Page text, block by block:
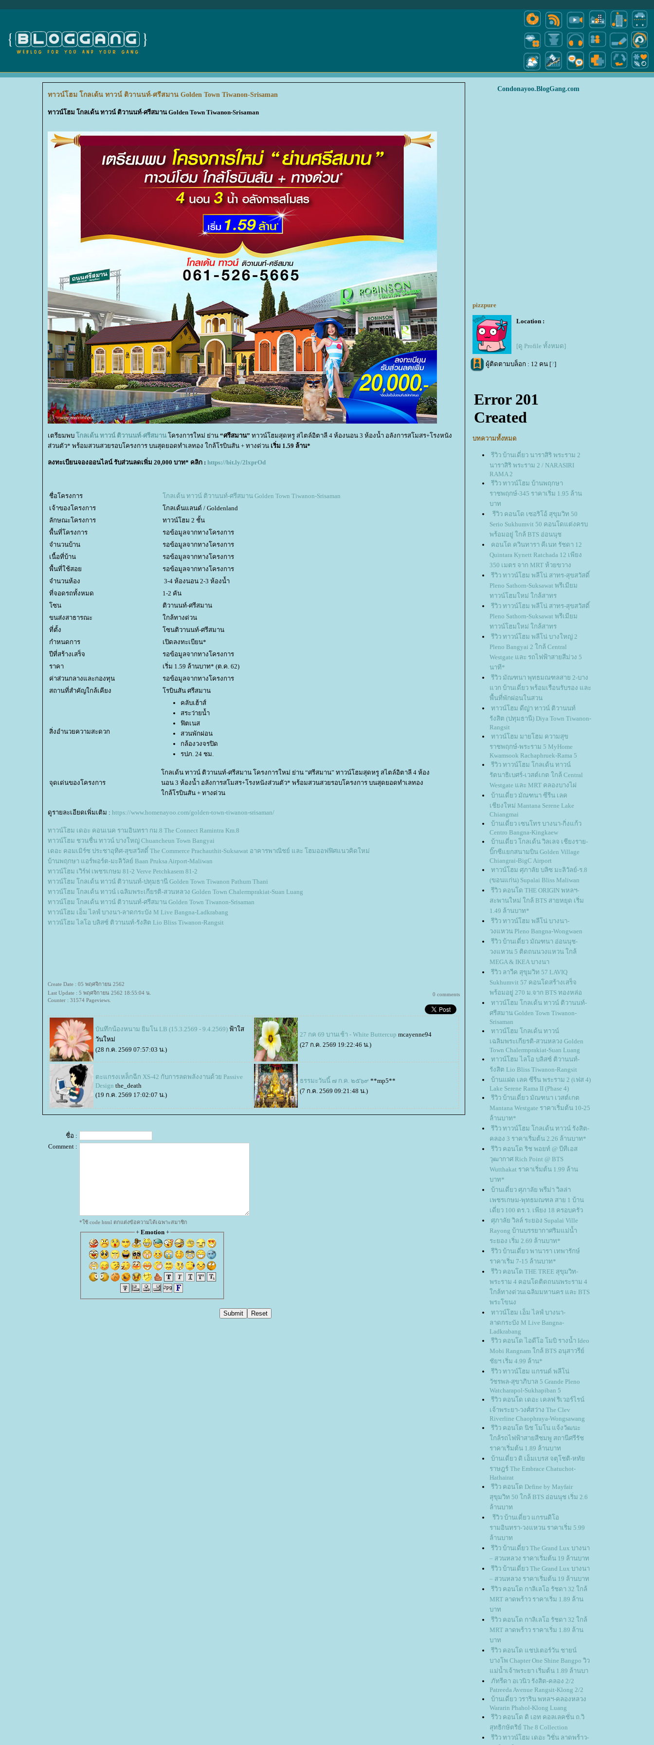
ทาวน์โฮม โกลเด้น ทาวน์ ติวานนท์-ศรีสมาน Golden Town Tiwanon-Srisaman
ทาวน์โฮม โกลเด้น ทาวน์ ติวานนท์-ศรีสมาน Golden Town Tiwanon-Srisaman
เตรียมพบ กลเด้น ทาวน์ ติวานนท์-ศรีสมาน ครงการใหม่ ย่าน “ศรีสมาน” ทาวน์โฮมสุดหรู สไตล์อิตาลี 4 ห้องนอน 3 ห้องน้ำ อลังการสโมสร+โรงหนัง
ส่วนตัว* พร้อมสวนสวยรอบโครงการ บนสุดยอดทำเลทอง ใกล้โรบินสัน + ทางด่วน เริ่ม 1.59 ล้าน*
ลงทะเบียนจองออนไลน์ รับส่วนลดเพิ่ม 20,000 บาท* คลิก : https://bit.ly/2lxprOd
ชื่อโครงการ
กลเด้น ทาวน์ ติวานนท์-ศรีสมาน Golden Town Tiwanon-Srisaman
เจ้าของโครงการ
กลเด้นแลนด์ / Goldenland
ลักษณะโครงการ
ทาวน์โฮม 2 ชั้น
พื้นที่โครงการ
รอข้อมูลจากทางโครงการ
จำนวนบ้าน
รอข้อมูลจากทางโครงการ
เนื้อที่บ้าน
รอข้อมูลจากทางโครงการ
พื้นที่ใช้สอ
รอข้อมูลจากทางโครงการ
จำนวนห้อง
3-4 ห้องนอน 2-3 ห้องน้ำ
ที่จอดรถทั้งหมด
1-2 คัน
ซน
ติวานนท์-ศรีสมาน
ขนส่งสาธารณะ
กล้ทางด่วน
ที่ตั้ง
ซนติวานนท์-ศรีสมาน
กำหนดการ
เปิดลงทะเบียน*
ปีที่สร้างเสร็จ
รอข้อมูลจากทางโครงการ
ราคา
เริ่ม 1.59 ล้านบาท* (ต.ค. 62)
ค่าส่วนกลางและกองทุน
รอข้อมูลจากทางโครงการ
สถานที่สำคัญใกล้เคียง
รบินสัน ศรีสมาน
สิ่งอำนวยความสะดวก
คลับเฮ้าส์
สระว่ายน้ำ
ฟิตเนส
สวนพักผ่อน
กล้องวงจรปิด
รปภ. 24 ชม.
จุดเด่นของโครงการ
กลเด้น ทาวน์ ติวานนท์-ศรีสมาน โครงการใหม่ ย่าน “ศรีสมาน” ทาวน์โฮมสุดหรู สไตล์อิตาลี 4 ห้อง
นอน 3 ห้องน้ำ อลังการสโมสร+โรงหนังส่วนตัว* พร้อมสวนสวยรอบโครงการ บนสุดยอดทำเลทอง
กล้โรบินสัน + ทางด่วน
ดูรายละเอียดเพิ่มเติม : https://www.homenayoo.com/golden-town-tiwanon-srisaman/
ทาวน์โฮม เดอะ คอนเนค รามอินทรา กม.8 The Connect Ramintra Km.8
ทาวน์โฮม ชวนชื่น ทาวน์ บางใหญ่ Chuancheun Town Bangyai
เดอะ คอมเมิร์ซ ประชาอุทิศ-สุขสวัสดิ์ The Commerce Prachauthit-Suksawat อาคารพาณิชย์ และ โฮมออฟฟิศแนวคิดใหม่
บ้านพฤกษา แอร์พอร์ต-มะลิวัลย์ Baan Pruksa Airport-Maliwan
ทาวน์โฮม เวิร์ฟ เพชรเกษม 81-2 Verve Petchkasem 81-2
ทาวน์โฮม โกลเด้น ทาวน์ ติวานนท์-ปทุมธานี Golden Town Tiwanon Pathum Thani
ทาวน์โฮม โกลเด้น ทาวน์ เฉลิมพระเกียรติ-สวนหลวง Golden Town Chalermprakiat-Suan Luang
ทาวน์โฮม โกลเด้น ทาวน์ ติวานนท์-ศรีสมาน Golden Town Tiwanon-Srisaman
ทาวน์โฮม เอ็ม ไลฟ์ บางนา-ลาดกระบัง M Live Bangna-Ladkrabang
ทาวน์โฮม ไลโอ บลิสซ์ ติวานนท์-รังสิต Lio Bliss Tiwanon-Rangsit
Create Date : 05 พฤศจิกายน 2562
Last Update : 5 พฤศจิกายน 2562 18:55:04 น.
Counter : 31574 Pageviews.
0 comments
บันทึกน้องหนาม ยิมโน LB (15.3.2569 - 9.4.2569) ฟ้าใส
วันใหม่
(28 ก.ค. 2569 07:57:03 น.)
27 กค 69 บานเช้า - White Buttercup mcayenne94
(27 ก.ค. 2569 19:22:46 น.)
ตะแกรงเหล็กฉีก XS-42 กับการลดพลังงานด้วย Passive
Design the_death
(19 ก.ค. 2569 17:02:07 น.)
ธรรมะวันนี้ ๗ ก.ค. ๒๕๖๙ **mp5**
(7 ก.ค. 2569 09:21:48 น.)
ชื่อ :
Comment :
*ใช้ code html ตกแต่งข้อความได้เฉพาะสมาชิก
+ Emotion+
Condonayoo.BlogGang.com
pizzpure
Location :
[ดู Profile ทั้งหมด]
ผู้ติดตามบล็อก : 12 คน [?]
บทความทั้งหมด
รีวิว บ้านเดี่ยว นาราสิริ พระราม 2
นาราสิริ พระราม 2 / NARASIRI
RAMA 2
รีวิว ทาวน์โฮม บ้านพฤกษา
ราชพฤกษ์-345 ราคาเริ่ม 1.95 ล้าน
บาท
รีวิว คอนโด เซอริโอ้ สุขุมวิท 50
Serio Sukhumvit 50 คอนโดแต่งครบ
พร้อมอยู่ ใกล้ BTS อ่อนนุช
คอนโด ควินทารา คีเนท รัชดา 12
Quintara Kynett Ratchada 12 เพียง
350 เมตร จาก MRT ห้วยขวาง
รีวิว ทาวน์โฮม พลีโน่ สาทร-สุขสวัสดิ์
Pleno Sathorn-Suksawat พรีเมียม
ทาวน์โฮมใหม่ ใกล้สาทร
รีวิว ทาวน์โฮม พลีโน่ สาทร-สุขสวัสดิ์
Pleno Sathorn-Suksawat พรีเมียม
ทาวน์โฮมใหม่ ใกล้สาทร
รีวิว ทาวน์โฮม พลีโน่ บางใหญ่ 2
Pleno Bangyai 2 ใกล้ Central
Westgate และ รถไฟฟ้าสายสีม่วง 5
นาที*
รีวิว มัณฑนา พุทธมณฑลสาย 2-บาง
วก บ้านเดี่ยว พร้อมเรือนรับรอง และ
พื้นที่พักผ่อนในสวน
ทาวน์โฮม ดีญ่า ทาวน์ ติวานนท์
รังสิต (ปทุมธานี) Diya Town Tiwanon-
Rangsit
ทาวน์โฮม มายโฮม ความสุข
ราชพฤกษ์-พระราม 5 MyHome
Kwamsook Rachaphruek-Rama 5
รีวิว ทาวน์โฮม โกลเด้น ทาวน์
รัตนาธิเบศร์-เวสต์เกต ใกล้ Central
Westgate และ MRT คลองบางไผ่
บ้านเดี่ยว มัณฑนา ซีรีน เลค
เชียงใหม่ Mantana Serene Lake
Chiangmai
บ้านเดี่ยว เซนโทร บางนา-กิ่งแก้ว
Centro Bangna-Kingkaew
บ้านเดี่ยว โกลเด้น วิลเลจ เชียงราย-
บิ๊กซีแยกสนามบิน Golden Village
Chiangrai-BigC Airport
ทาวน์โฮม ศุภาลัย บลิซ มะลิวัลย์-ร.8
(ขอนแก่น) Supalai Bliss Maliwan
รีวิว คอนโด THE ORIGIN พหลฯ-
สะพานใหม่ ใกล้ BTS สายหยุด เริ่ม
1.49 ล้านบาท*
รีวิว ทาวน์โฮม พลีโน่ บางนา-
วงแหวน Pleno Bangna-Wongwaen
รีวิว บ้านเดี่ยว มัณฑนา อ่อนนุช-
วงแหวน 5 ติดถนนวงแหวน ใกล้
MEGA & IKEA บางนา
รีวิว ลาวีค สุขุมวิท 57 LAVIQ
Sukhumvit 57 คอนโดสร้างเสร็จ
พร้อมอยู่ 270 ม.จาก BTS ทองหล่อ
ทาวน์โฮม โกลเด้น ทาวน์ ติวานนท์-
ศรีสมาน Golden Town Tiwanon-
Srisaman
ทาวน์โฮม โกลเด้น ทาวน์
เฉลิมพระเกียรติ-สวนหลวง Golden
Town Chalermprakiat-Suan Luang
ทาวน์โฮม ไลโอ บลิสซ์ ติวานนท์-
รังสิต Lio Bliss Tiwanon-Rangsit
บ้านแฝด เลค ซีรีน พระราม 2 (เฟส 4)
Lake Serene Rama II (Phase 4)
รีวิว บ้านเดี่ยว มัณฑนา เวสต์เกต
Mantana Westgate ราคาเริ่มต้น 10-25
ล้านบาท*
รีวิว ทาวน์โฮม โกลเด้น ทาวน์ รังสิต-
คลอง 3 ราคาเริ่มต้น 2.26 ล้านบาท*
รีวิว คอนโด ริช พอยท์ @ บีทีเอส
วุฒากาศ Rich Point @ BTS
Wutthakat ราคาเริ่มต้น 1.99 ล้าน
บาท*
บ้านเดี่ยว ศุภาลัย พรีม่า วิลล่า
เพชรเกษม-พุทธมณฑล สาย 1 บ้าน
เดี่ยว 100 ตร.ว. เพียง 18 ครอบครัว
ศุภาลัย วิลล์ ระยอง Supalai Ville
Rayong บ้านบรรยากาศริมแม่น้ำ
ระยอง เริ่ม 2.69 ล้านบาท*
รีวิว บ้านเดี่ยว พานารา เทพารักษ์
ราคาเริ่ม 7-15 ล้านบาท*
รีวิว คอนโด THE TREE สุขุมวิท-
พระราม 4 คอนโดติดถนนพระราม 4
กล้ทางด่วนเฉลิมมหานคร และ BTS
พระโขนง
ทาวน์โฮม เอ็ม ไลฟ์ บางนา-
ลาดกระบัง M Live Bangna-
Ladkrabang
รีวิว คอนโด ไอดีโอ โมบิ รางน้ำ Ideo
Mobi Rangnam ใกล้ BTS อนุสาวรีย์
ชัยฯ เริ่ม 4.99 ล้าน*
รีวิว ทาวน์โฮม แกรนด์ พลีโน่
วัชรพล-สุขาภิบาล 5 Grande Pleno
Watcharapol-Sukhapiban 5
รีวิว คอนโด เดอะ เคลฟ ริเวอร์ไรน์
เจ้าพระยา-วงศ์สว่าง The Clev
Riverline Chaophraya-Wongsawang
รีวิว คอนโด นิช โมโน แจ้งวัฒนะ
กล้รถไฟฟ้าสายสีชมพู สถานีศรีรัช
ราคาเริ่มต้น 1.89 ล้านบาท
บ้านเดี่ยว ดิ เอ็มเบรส จตุโชติ-หทั
ราษฎร์ The Embrace Chatuchot-
Hathairat
รีวิว คอนโด Define by Mayfair
สุขุมวิท 50 ใกล้ BTS อ่อนนุช เริ่ม 2.6
ล้านบาท
รีวิว บ้านเดี่ยว แกรนดิโอ
รามอินทรา-วงแหวน ราคาเริ่ม 5.99
ล้านบาท
รีวิว บ้านเดี่ยว The Grand Lux บางนา
– สวนหลวง ราคาเริ่มต้น 19 ล้านบาท
รีวิว บ้านเดี่ยว The Grand Lux บางนา
– สวนหลวง ราคาเริ่มต้น 19 ล้านบาท
รีวิว คอนโด กาลิเลโอ รัชดา 32 ใกล้
MRT ลาดพร้าว ราคาเริ่ม 1.89 ล้าน
บาท
รีวิว คอนโด กาลิเลโอ รัชดา 32 ใกล้
MRT ลาดพร้าว ราคาเริ่ม 1.89 ล้าน
บาท
รีวิว คอนโด แชปเตอร์วัน ชายน์
บางโพ Chapter One Shine Bangpo วิว
ม่น้ำเจ้าพระยา เริ่มต้น 1.89 ล้านบา
ภัทรีดา อเวนิว รังสิต-คลอง 2/2
Patreeda Avenue Rangsit-Klong 2/2
บ้านเดี่ยว วราริน พหลฯ-คลองหลวง
Wararin Phahol-Klong Luang
รีวิว คอนโด ดิ เอท คอลเลคชั่น ถ.วิ
สุทธิกษัตริย์ The 8 Collection
รีวิว ทาวน์โฮม เดอะ วิชั่น ลาดพร้าว-